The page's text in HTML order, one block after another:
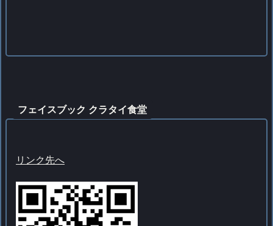
フェイスブック クラタイ食堂
リンク先へ